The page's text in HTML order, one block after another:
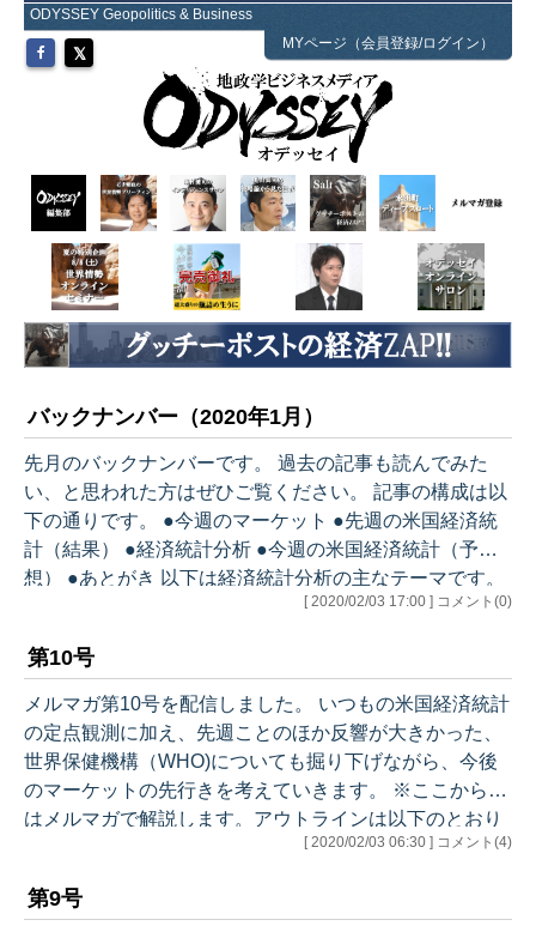
ODYSSEY Geopolitics & Business
MYページ（会員登録/ログイン）
バックナンバー（2020年1月）
先月のバックナンバーです。 過去の記事も読んでみた
い、と思われた方はぜひご覧ください。 記事の構成は以
下の通りです。 ●今週のマーケット ●先週の米国経済統
計（結果） ●経済統計分析 ●今週の米国経済統計（予
想） ●あとがき 以下は経済統計分析の主なテーマです。
1/6 第6号 ・ISM製造業インデックス 12月 ・FOMC
10大テーマ（前編） （1）経済成長 （2）雇用
（3）失業率 （4）労働参加率 （5）実質賃金 1/13
第7号 ・12月 ISM非製造業インデックス ・12月雇用
統計 ・平均時給…
[ 2020/02/03 17:00 ] コメント(0)
第10号
メルマガ第10号を配信しました。 いつもの米国経済統計
の定点観測に加え、先週ことのほか反響が大きかった、
世界保健機構（WHO)についても掘り下げながら、今後
のマーケットの先行きを考えていきます。 ※ここから先
はメルマガで解説します。アウトラインは以下のとおり
シラー住宅価格指数 11月 ・FOMC ・GDP第4四半
[ 2020/02/03 06:30 ] コメント(4)
第9号